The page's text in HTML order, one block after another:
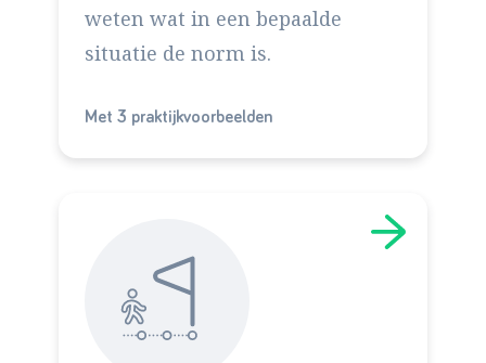
weten wat in een bepaalde
situatie de norm is.
Met 3 praktijkvoorbeelden